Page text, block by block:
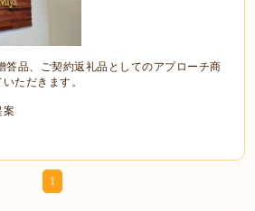
品、ご契約返礼品としてのアプローチ商
ただきます。
案
1